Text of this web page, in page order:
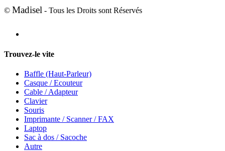
© Madisel - Tous les Droits sont Réservés
Trouvez-le vite
Baffle (Haut-Parleur)
Casque / Ecouteur
Cable / Adapteur
Clavier
Souris
Imprimante / Scanner / FAX
Laptop
Sac à dos / Sacoche
Autre